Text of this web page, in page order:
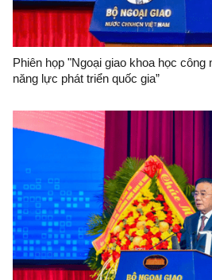
Phiên họp "Ngoại giao khoa học công
năng lực phát triển quốc gia”